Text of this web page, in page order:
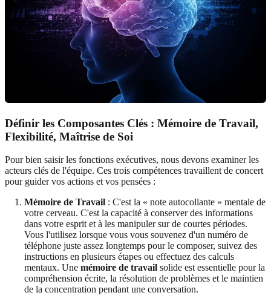
Définir les Composantes Clés : Mémoire de Travail,
Flexibilité, Maîtrise de Soi
Pour bien saisir les fonctions exécutives, nous devons examiner les
acteurs clés de l'équipe. Ces trois compétences travaillent de concert
pour guider vos actions et vos pensées :
Mémoire de Travail : C'est la « note autocollante » mentale de
votre cerveau. C'est la capacité à conserver des informations
dans votre esprit et à les manipuler sur de courtes périodes.
Vous l'utilisez lorsque vous vous souvenez d'un numéro de
téléphone juste assez longtemps pour le composer, suivez des
instructions en plusieurs étapes ou effectuez des calculs
mentaux. Une mémoire de travail solide est essentielle pour la
compréhension écrite, la résolution de problèmes et le maintien
de la concentration pendant une conversation.